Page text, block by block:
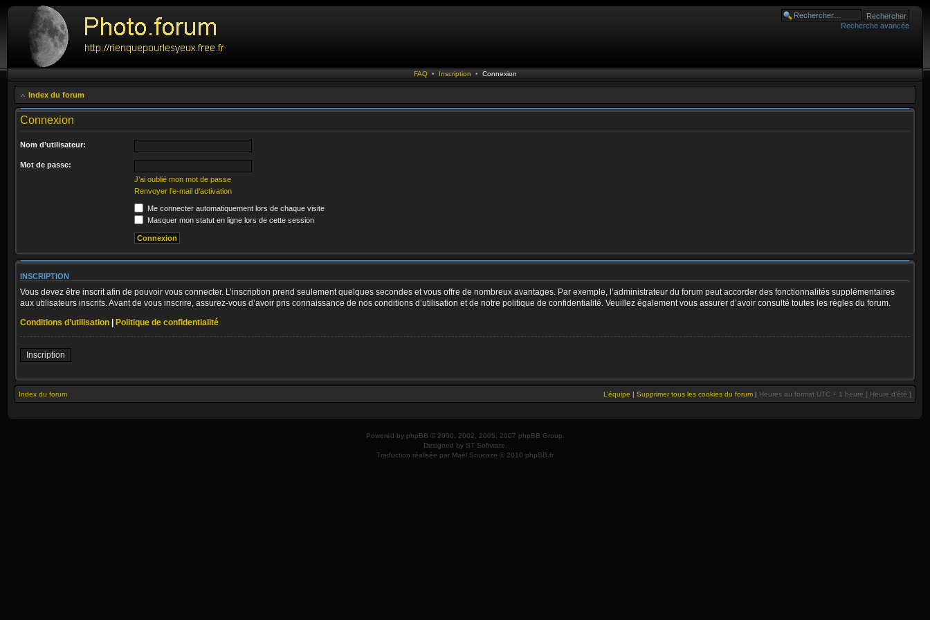
Recherche avancée
FAQ • Inscription • Connexion
Index du forum
Connexion
Nom d’utilisateur:
Mot de passe:
J’ai oublié mon mot de passe
Renvoyer l’e-mail d’activation
Me connecter automatiquement lors de chaque visite
Masquer mon statut en ligne lors de cette session
INSCRIPTION
Vous devez être inscrit afin de pouvoir vous connecter. L’inscription prend seulement quelques secondes et vous offre de nombreux avantages. Par exemple, l’administrateur du forum peut accorder des fonctionnalités supplémentaires
aux utilisateurs inscrits. Avant de vous inscrire, assurez-vous d’avoir pris connaissance de nos conditions d’utilisation et de notre politique de confidentialité. Veuillez également vous assurer d’avoir consulté toutes les règles du forum.
Conditions d’utilisation | Politique de confidentialité
Inscription
Index du forum L’équipe | Supprimer tous les cookies du forum | Heures au format UTC + 1 heure [ Heure d’été ]
Powered by phpBB © 2000, 2002, 2005, 2007 phpBB Group.
Designed by ST Software
Traduction réalisée par Maël Soucaze © 2010 phpBB.fr